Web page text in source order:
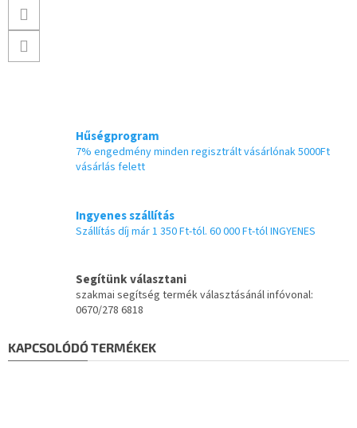
Hűségprogram
7% engedmény minden regisztrált vásárlónak 5000Ft
vásárlás felett
Ingyenes szállítás
Szállítás díj már 1 350 Ft-tól. 60 000 Ft-tól INGYENES
Segítünk választani
szakmai segítség termék választásánál infóvonal:
0670/278 6818
KAPCSOLÓDÓ TERMÉKEK